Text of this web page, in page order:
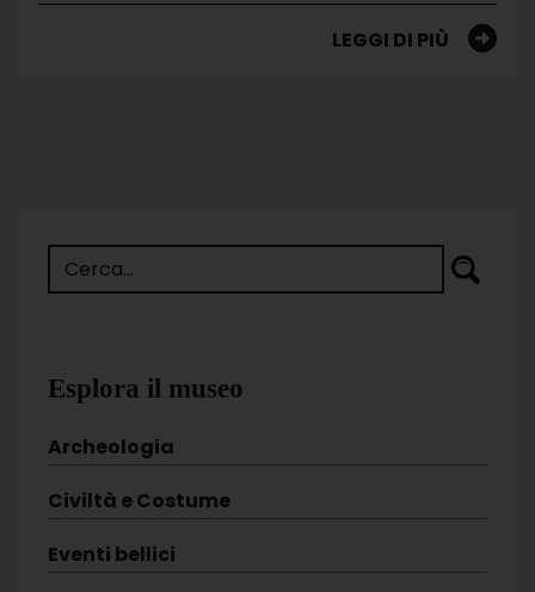
LEGGI DI PIÙ
Esplora il museo
Archeologia
Civiltà e Costume
Eventi bellici